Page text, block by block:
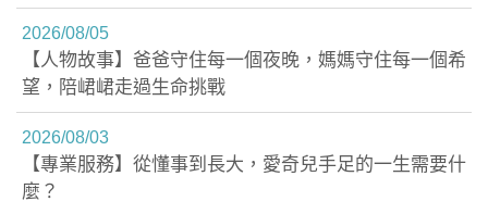
2026/08/05
【人物故事】爸爸守住每一個夜晚，媽媽守住每一個希
望，陪峮峮走過生命挑戰
2026/08/03
【專業服務】從懂事到長大，愛奇兒手足的一生需要什
麼？